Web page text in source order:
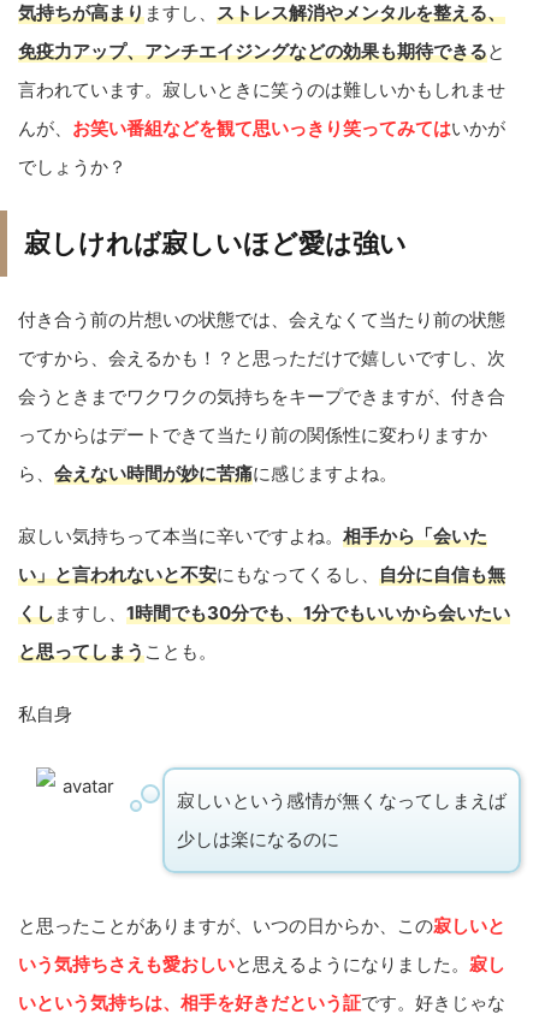
気持ちが高まりますし、 ストレス解消やメンタルを整える、
免疫力アップ、アンチエイジングなどの効果も期待できると
言われています。寂しいときに笑うのは難しいかもしれませ
んが、 お笑い番組などを観て思いっきり笑ってみてはいかが
でしょうか？
寂しければ寂しいほど愛は強い
付き合う前の片想いの状態では、会えなくて当たり前の状態
ですから、会えるかも！？と思っただけで嬉しいですし、次
会うときまでワクワクの気持ちをキープできますが、付き合
ってからはデートできて当たり前の関係性に変わりますか
ら、 会えない時間が妙に苦痛に感じますよね。
寂しい気持ちって本当に辛いですよね。 相手から「会いた
い」と言われないと不安にもなってくるし、 自分に自信も無
くしますし、 1時間でも30分でも、1分でもいいから会いたい
と思ってしまうことも。
私自身
寂しいという感情が無くなってしまえば
少しは楽になるのに
と思ったことがありますが、いつの日からか、この寂しいと
いう気持ちさえも愛おしいと思えるようになりました。 寂し
いという気持ちは、相手を好きだという証です。好きじゃな